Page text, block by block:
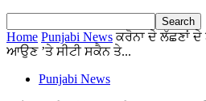
Home Punjabi News ਕਰੋਨਾ ਦੇ ਲੱਛਣਾਂ ਦੇ
ਆਉਣ ’ਤੇ ਸੀਟੀ ਸਕੈਨ ਤੇ...
Punjabi News